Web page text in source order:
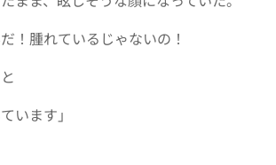
！腫れているじゃないの！
います」